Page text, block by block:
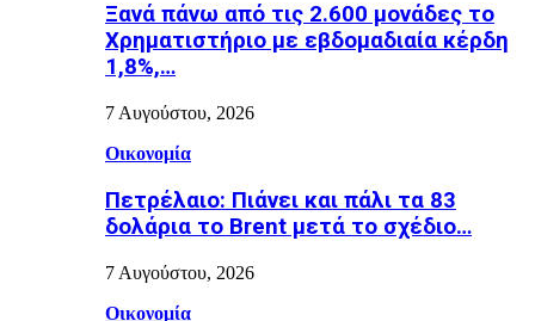
Ξανά πάνω από τις 2.600 μονάδες το
Χρηματιστήριο με εβδομαδιαία κέρδη
1,8%,…
7 Αυγούστου, 2026
Οικονομία
Πετρέλαιο: Πιάνει και πάλι τα 83
δολάρια το Brent μετά το σχέδιο…
7 Αυγούστου, 2026
Οικονομία